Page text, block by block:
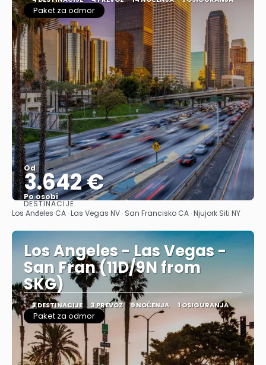
Paket za odmor
Od
3.642 €
Po osobi
Pogledajte
DESTINACIJE
Los Anđeles CA · Las Vegas NV · San Francisko CA · Njujork Siti NY
Los Angeles - Las Vegas -
San Fran (11D/9N from
SKG)
3 DESTINACIJE 3 PREVOZ 9 NOĆENJA 1 OSIGURANJA
Paket za odmor